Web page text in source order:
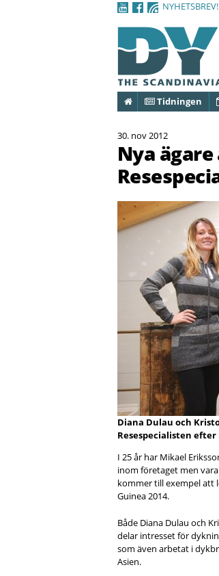
NYHETSBREV!
HemTidningen
30. nov 2012
Nya
Diana Dulau och
Resespecialisten efter
I 25 år har Mikael
inom företaget men
kommer till exempel att
Guinea 2014.
Både Diana Dulau och
delar intresset för
som även arbetat i
Asien.